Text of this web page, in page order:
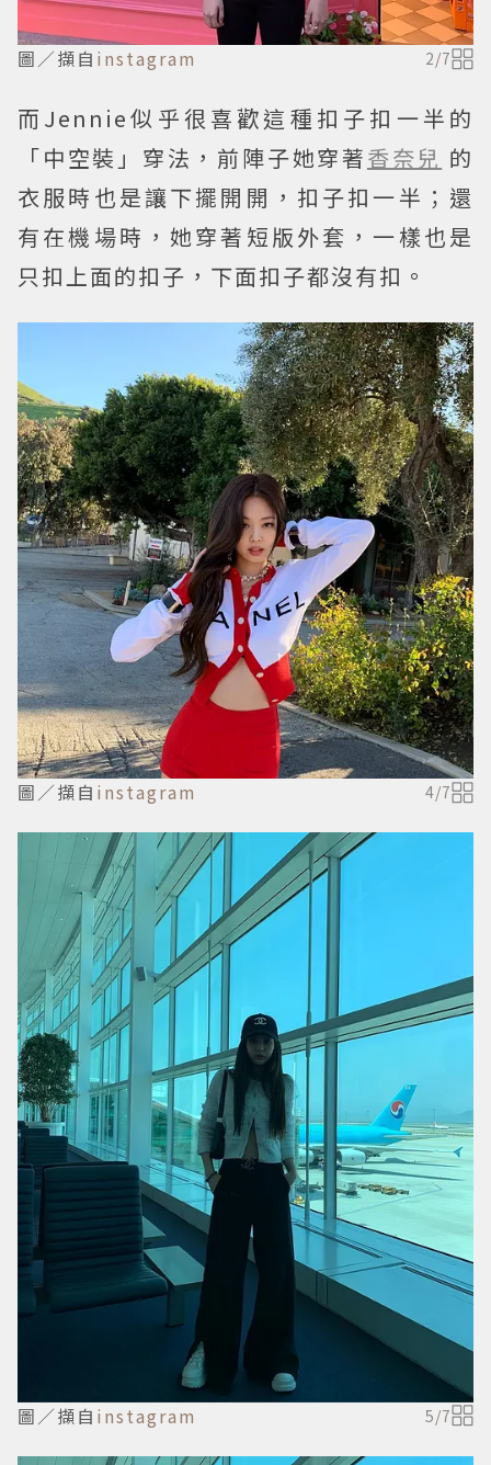
圖／擷自 instagram 2/7
而Jennie似乎很喜歡這種扣子扣一半的
「中空裝」穿法，前陣子她穿著香奈兒 的
衣服時也是讓下擺開開，扣子扣一半；還
有在機場時，她穿著短版外套，一樣也是
只扣上面的扣子，下面扣子都沒有扣。
圖／擷自 instagram 4/7
圖／擷自 instagram 5/7